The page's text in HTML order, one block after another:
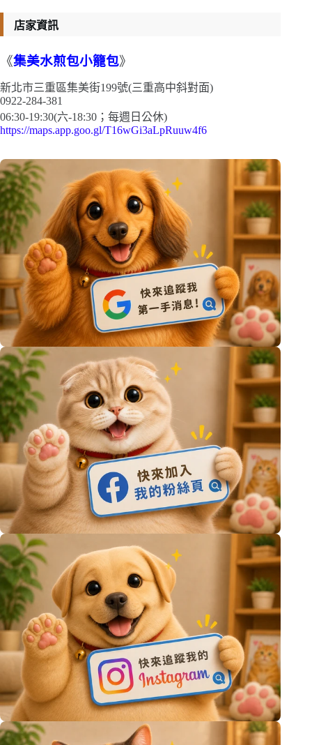
店家資訊
《集美水煎包小籠包》
新北市三重區集美街199號(三重高中斜對面)
0922-284-381
06:30-19:30(六-18:30；每週日公休)
https://maps.app.goo.gl/T16wGi3aLpRuuw4f6